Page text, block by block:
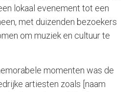
lokaal evenement tot een
met duizenden bezoekers
om muziek en cultuur te
momenten was de
artiesten zoals [naam